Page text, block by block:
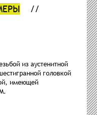
из аустенитной
головкой
имеющей